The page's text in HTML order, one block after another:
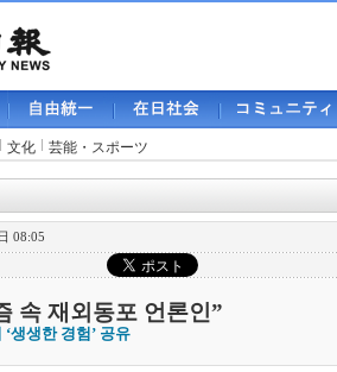
文化 芸能・スポーツ
08:05
속 재외동포 언론인”
생생한 경험’ 공유